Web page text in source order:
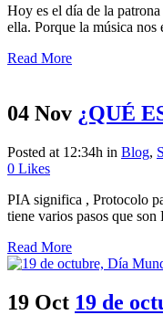
Hoy es el día de la
ella. Porque la música nos
Read More
04 Nov ¿QUÉ
Posted at 12:34h in Blog,
0 Likes
PIA significa , Protocolo
tiene varios pasos que
Read More
19 Oct 19 de